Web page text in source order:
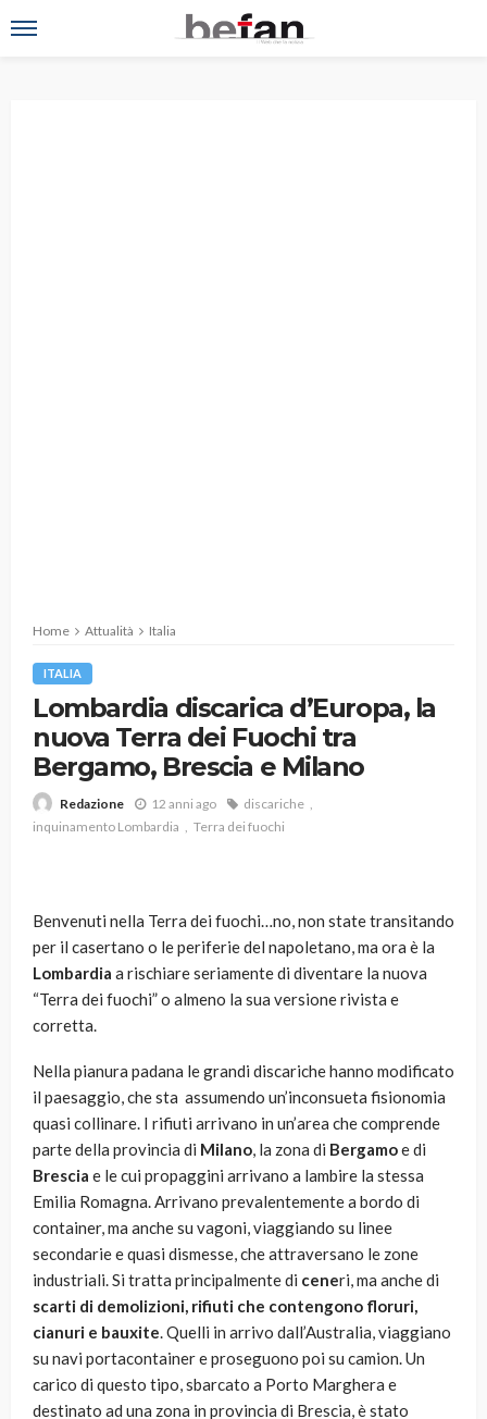
Home Attualità Italia
ITALIA
Lombardia discarica d’Europa, la
nuova Terra dei Fuochi tra
Bergamo, Brescia e Milano
Redazione 12 anni ago
discariche
inquinamento Lombardia
Terra dei fuochi
Benvenuti nella Terra dei fuochi…no, non state transitando
per il casertano o le periferie del napoletano, ma ora è la
Lombardia a rischiare seriamente di diventare la nuova
“Terra dei fuochi” o almeno la sua versione rivista e
corretta.
Nella pianura padana le grandi discariche hanno modificato
il paesaggio, che sta assumendo un’inconsueta fisionomia
quasi collinare. I rifiuti arrivano in un’area che comprende
parte della provincia di Milano, la zona di Bergamoe di
Brescia e le cui propaggini arrivano a lambire la stessa
Emilia Romagna. Arrivano prevalentemente a bordo di
container, ma anche su vagoni, viaggiando su linee
secondarie e quasi dismesse, che attraversano le zone
industriali. Si tratta principalmente di ceneri, ma anche di
scarti di demolizioni, rifiuti che contengono floruri,
cianuri e bauxite. Quelli in arrivo dall’Australia, viaggiano
su navi portacontainer e proseguono poi su camion. Un
carico di questo tipo, sbarcato a Porto Marghera e
destinato ad una zona in provincia di Brescia, è stato